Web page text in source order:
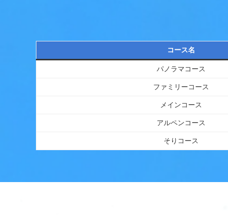
コース名
パノラマコース
ファミリーコース
メインコース
アルペンコース
そりコース